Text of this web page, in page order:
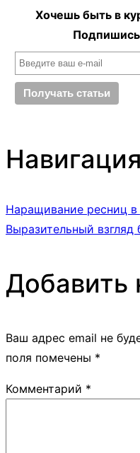
Хочешь быть в
Подпишись
Наращивание ресниц
Выразительный взгляд
Добавить
Ваш адрес email не
поля помечены *
Комментарий *